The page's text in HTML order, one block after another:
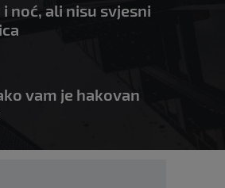
noć, ali nisu svjesni
vam je hakovan